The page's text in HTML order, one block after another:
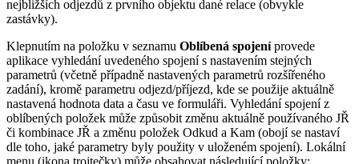
nejbližších odjezdů z prvního objektu dané relace (obvykle
zastávky).
Klepnutím na položku v seznamu Oblíbená spojeníprovede
aplikace vyhledání uvedeného spojení s nastavením stejných
parametrů (včetně případně nastavených parametrů rozšířeného
zadání), kromě parametru odjezd/příjezd, kde se použije aktuálně
nastavená hodnota data a času ve formuláři. Vyhledání spojení z
oblíbených položek může způsobit změnu aktuálně používaného JŘ
či kombinace JŘ a změnu položek Odkud a Kam (obojí se nastaví
dle toho, jaké parametry byly použity v uloženém spojení). Lokální
menu (ikona trojtečky) může obsahovat následující položky: